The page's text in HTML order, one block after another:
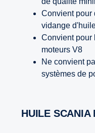
Convient pour
vidange
Convient pour
moteurs V8
Ne convient
systèmes de
HUILE